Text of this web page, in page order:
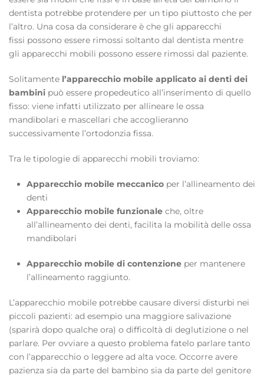
dentista potrebbe protendere per un tipo piuttosto che per
l’altro. Una cosa da considerare è che gli apparecchi
fissi possono essere rimossi soltanto dal dentista mentre
gli apparecchi mobili possono essere rimossi dal paziente.
Solitamente l’apparecchio mobile applicato ai denti dei
bambini può essere propedeutico all’inserimento di quello
fisso: viene infatti utilizzato per allineare le ossa
mandibolari e mascellari che accoglieranno
successivamente l’ortodonzia fissa.
Tra le tipologie di apparecchi mobili troviamo:
Apparecchio mobile meccanico per l’allineamento dei
denti
Apparecchio mobile funzionale che, oltre
all’allineamento dei denti, facilita la mobilità delle ossa
mandibolari
Apparecchio mobile di contenzione per mantenere
l’allineamento raggiunto.
L’apparecchio mobile potrebbe causare diversi disturbi nei
piccoli pazienti: ad esempio una maggiore salivazione
(sparirà dopo qualche ora) o difficoltà di deglutizione o nel
parlare. Per ovviare a questo problema fatelo parlare tanto
con l’apparecchio o leggere ad alta voce. Occorre avere
pazienza sia da parte del bambino sia da parte del genitore